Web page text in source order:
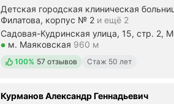
Детская городская клиническая
Филатова, корпус № 2 и ещё 2
Садовая-Кудринская улица, 15, стр. 2,
Метро м. Маяковская Расстояние 960 м
м. Маяковская 960 м
Положительных отзывов
100% 57 отзывов Стаж 50 лет
Курманов Александр Геннадьевич